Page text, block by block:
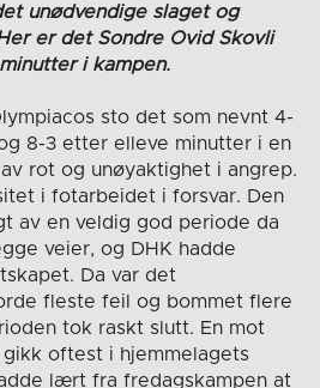
unødvendige slaget og
er det Sondre Ovid Skovli
i kampen.
sto det som nevnt 4-
8-3 etter elleve minutter i en
rot og unøyaktighet i angrep.
i fotarbeidet i forsvar. Den
av en veldig god periode da
veier, og DHK hadde
Da var det
fleste feil og bommet flere
tok raskt slutt. En mot
oftest i hjemmelagets
lært fra fredagskampen at